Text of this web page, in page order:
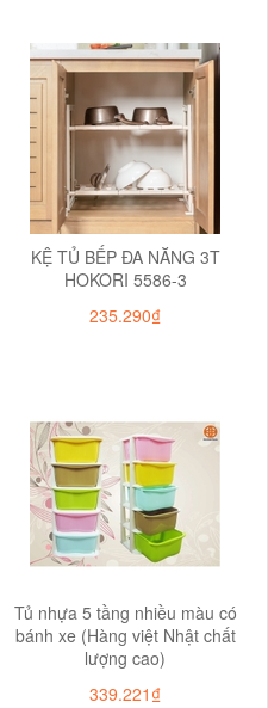
KỆ TỦ BẾP ĐA NĂNG 3T
HOKORI 5586-3
235.290₫
Tủ nhựa 5 tầng nhiều màu có
bánh xe (Hàng việt Nhật chất
lượng cao)
339.221₫